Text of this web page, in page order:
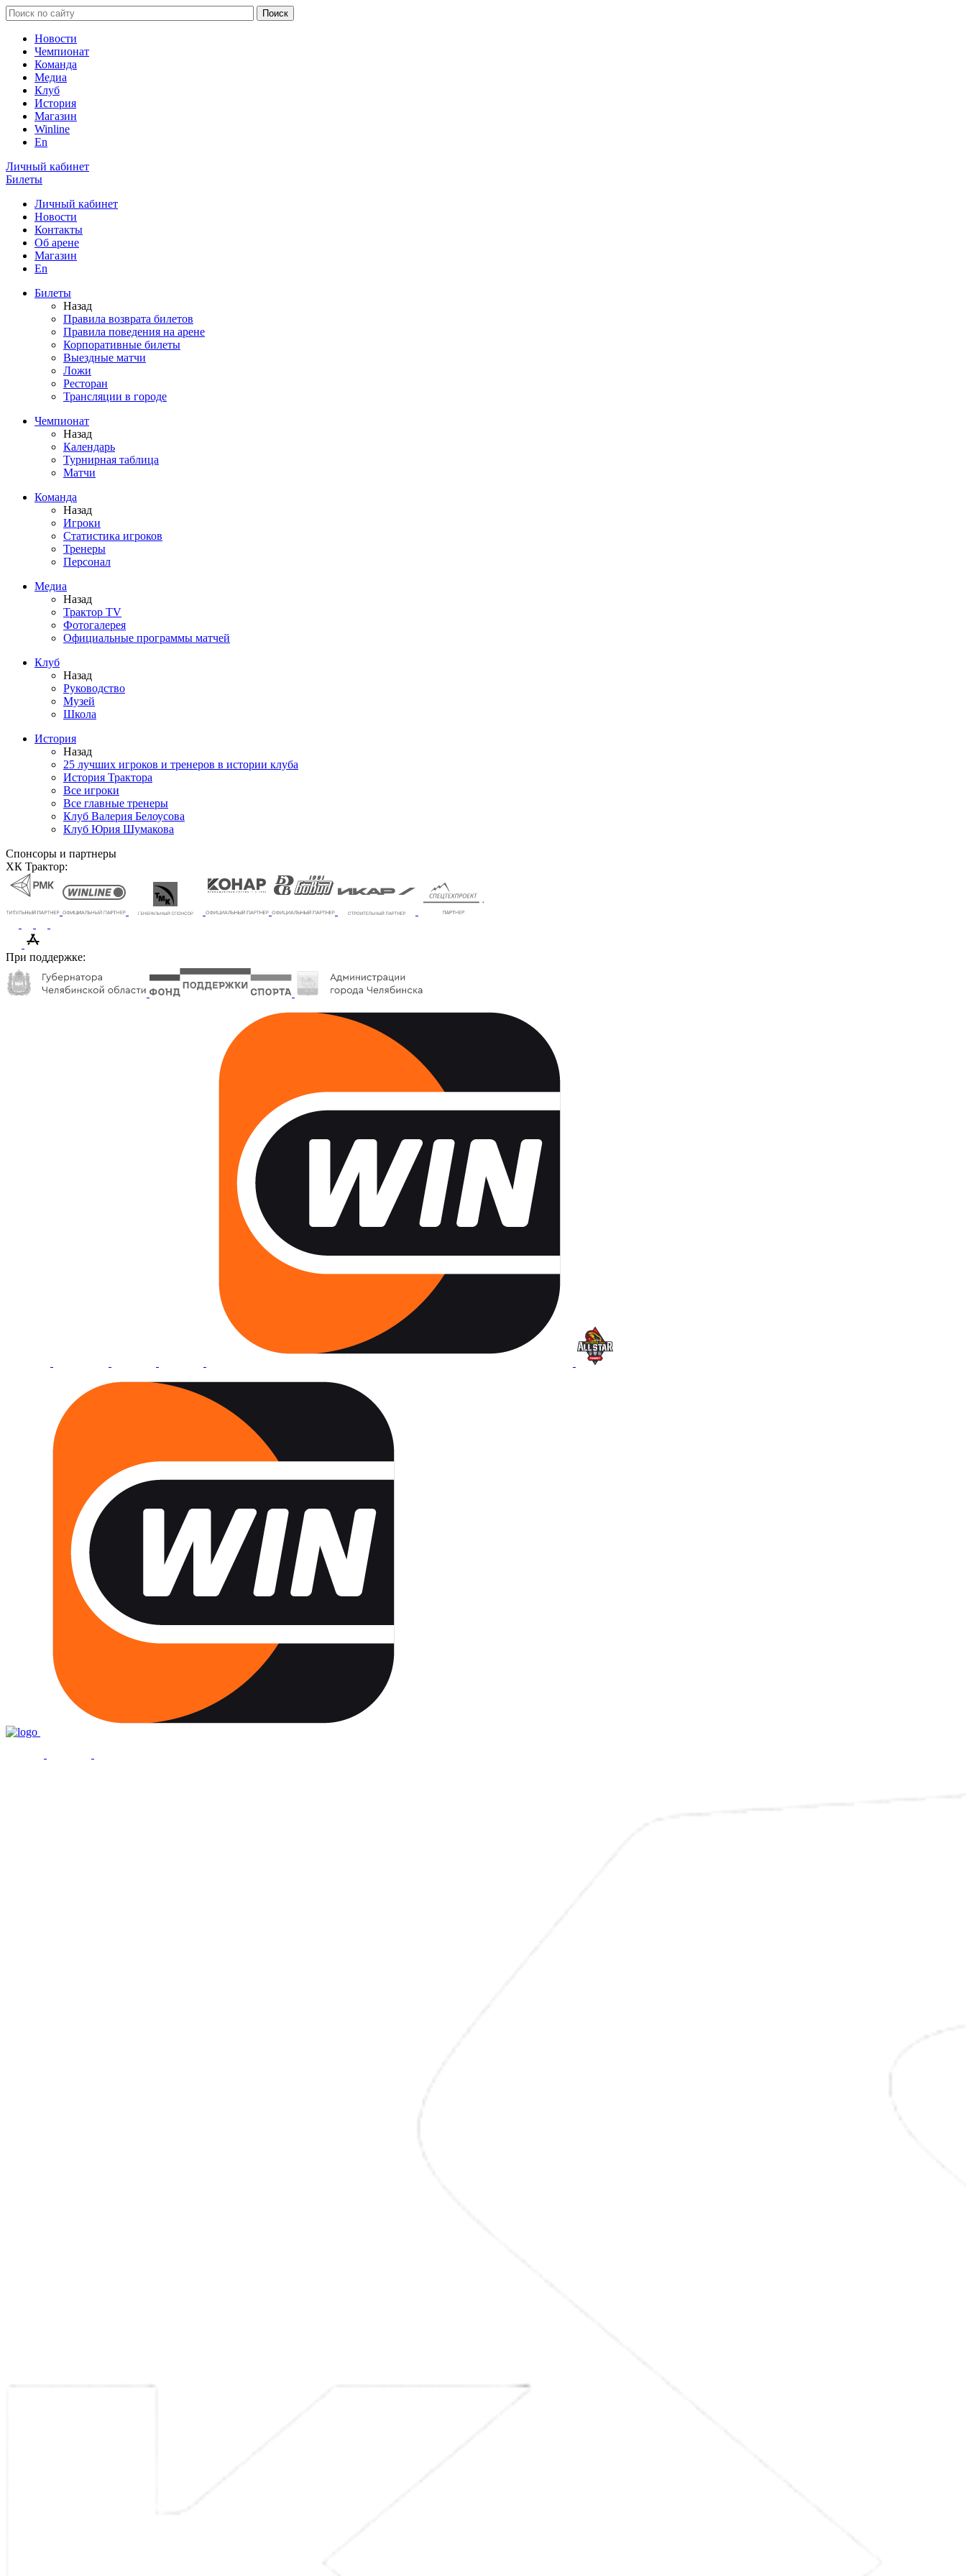
Новости
Чемпионат
Команда
Медиа
Клуб
История
Магазин
Winline
En
Личный кабинет
Билеты
Личный кабинет
Новости
Контакты
Об арене
Магазин
En
Билеты
Назад
Правила возврата билетов
Правила поведения на арене
Корпоративные билеты
Выездные матчи
Ложи
Ресторан
Трансляции в городе
Чемпионат
Назад
Календарь
Турнирная таблица
Матчи
Команда
Назад
Игроки
Статистика игроков
Тренеры
Персонал
Медиа
Назад
Трактор TV
Фотогалерея
Официальные программы матчей
Клуб
Назад
Руководство
Музей
Школа
История
Назад
25 лучших игроков и тренеров в истории клуба
История Трактора
Все игроки
Все главные тренеры
Клуб Валерия Белоусова
Клуб Юрия Шумакова
Спонсоры и партнеры
ХК Трактор:
При поддержке: